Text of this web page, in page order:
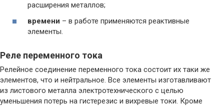
расширения металлов;
времени – в работе применяются реактивные
элементы.
Реле переменного тока
Релейное соединение переменного тока состоит их таки же
элементов, что и нейтральное. Все элементы изготавливают
из листового металла электротехнического с целью
уменьшения потерь на гистерезис и вихревые токи. Кроме